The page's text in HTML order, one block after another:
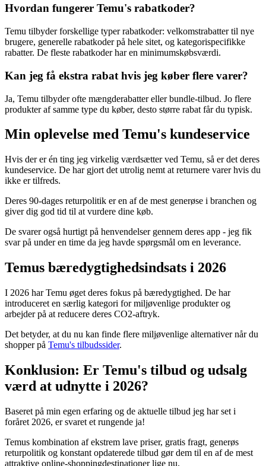
Hvordan fungerer Temu's rabatkoder?
Temu tilbyder forskellige typer rabatkoder: velkomstrabatter til nye
brugere, generelle rabatkoder på hele sitet, og kategorispecifikke
rabatter. De fleste rabatkoder har en minimumskøbsværdi.
Kan jeg få ekstra rabat hvis jeg køber flere varer?
Ja, Temu tilbyder ofte mængderabatter eller bundle-tilbud. Jo flere
produkter af samme type du køber, desto større rabat får du typisk.
Min oplevelse med Temu's kundeservice
Hvis der er én ting jeg virkelig værdsætter ved Temu, så er det deres
kundeservice. De har gjort det utrolig nemt at returnere varer hvis du
ikke er tilfreds.
Deres 90-dages returpolitik er en af de mest generøse i branchen og
giver dig god tid til at vurdere dine køb.
De svarer også hurtigt på henvendelser gennem deres app - jeg fik
svar på under en time da jeg havde spørgsmål om en leverance.
Temus bæredygtighedsindsats i 2026
I 2026 har Temu øget deres fokus på bæredygtighed. De har
introduceret en særlig kategori for miljøvenlige produkter og
arbejder på at reducere deres CO2-aftryk.
Det betyder, at du nu kan finde flere miljøvenlige alternativer når du
shopper på Temu's tilbudssider.
Konklusion: Er Temu's tilbud og udsalg
værd at udnytte i 2026?
Baseret på min egen erfaring og de aktuelle tilbud jeg har set i
foråret 2026, er svaret et rungende ja!
Temus kombination af ekstrem lave priser, gratis fragt, generøs
returpolitik og konstant opdaterede tilbud gør dem til en af de mest
attraktive online-shoppingdestinationer lige nu.